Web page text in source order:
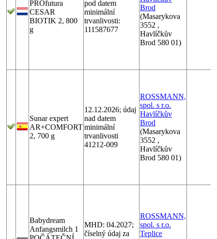
PROfutura
CESAR
BIOTIK 2, 800
g
pod datem
minimální
trvanlivosti:
111587677
Brod
(Masarykova
3552 ,
Havlíčkův
Brod 580 01)
Sunar expert
AR+COMFORT
2, 700 g
12.12.2026; údaj
nad datem
minimální
trvanlivosti
41212-009
ROSSMANN,
spol. s r.o.
Havlíčkův
Brod
(Masarykova
3552 ,
Havlíčkův
Brod 580 01)
Babydream
Anfangsmilch 1
MHD: 04.2027;
číselný údaj za
ROSSMANN,
spol. s r.o.
Teplice